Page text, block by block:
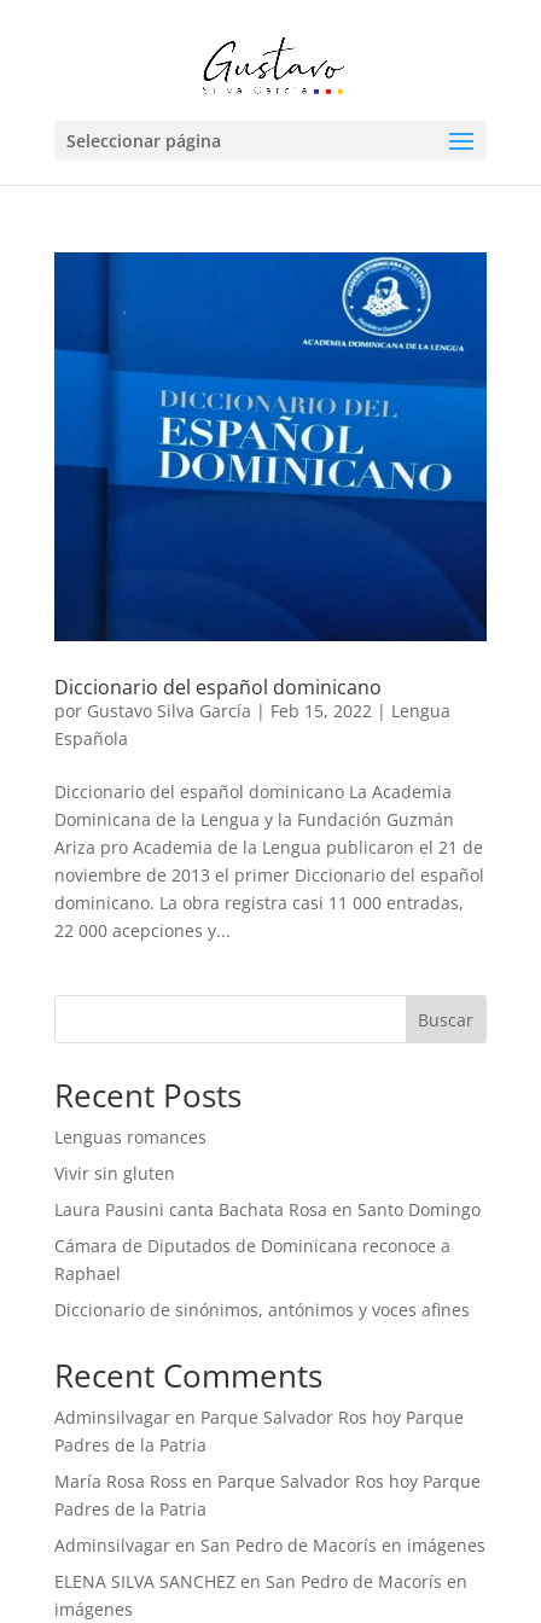
Seleccionar página
Diccionario del español dominicano
por Gustavo Silva García | Feb 15, 2022 | Lengua
Española
Diccionario del español dominicano La Academia
Dominicana de la Lengua y la Fundación Guzmán
Ariza pro Academia de la Lengua publicaron el 21 de
noviembre de 2013 el primer Diccionario del español
dominicano. La obra registra casi 11 000 entradas,
22 000 acepciones y...
Buscar
Recent Posts
Lenguas romances
Vivir sin gluten
Laura Pausini canta Bachata Rosa en Santo Domingo
Cámara de Diputados de Dominicana reconoce a
Raphael
Diccionario de sinónimos, antónimos y voces afines
Recent Comments
Adminsilvagaren Parque Salvador Ros hoy Parque
Padres de la Patria
María Rosa Ross en Parque Salvador Ros hoy Parque
Padres de la Patria
Adminsilvagaren San Pedro de Macorís en imágenes
ELENA SILVA SANCHEZen San Pedro de Macorís en
imágenes